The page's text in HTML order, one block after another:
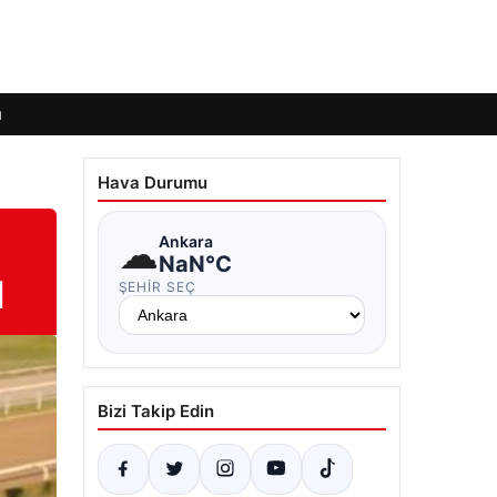
Hava Durumu
☁Ankara
NaN°C
ŞEHIR SEÇ
Bizi Takip Edin